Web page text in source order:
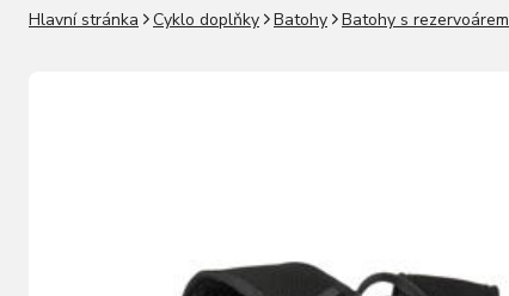
Hlavní stránka Cyklo doplňky Batohy Batohy s rezervoárem